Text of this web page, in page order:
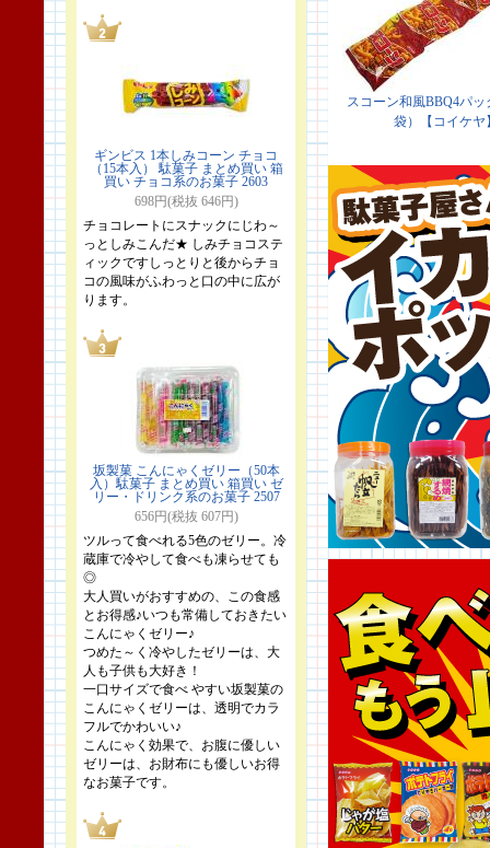
ギンビス 1本しみコーン チョコ
（15本入） 駄菓子 まとめ買い 箱
買い チョコ系のお菓子 2603
698円(税抜 646円)
チョコレートにスナックにじわ～
っとしみこんだ★ しみチョコステ
ィックですしっとりと後からチョ
コの風味がふわっと口の中に広が
ります。
坂製菓 こんにゃくゼリー（50本
入）駄菓子 まとめ買い 箱買い ゼ
リー・ドリンク系のお菓子 2507
656円(税抜 607円)
ツルって食べれる5色のゼリー。冷
蔵庫で冷やして食べも凍らせても
◎
大人買いがおすすめの、この食感
とお得感♪いつも常備しておきたい
こんにゃくゼリー♪
つめた～く冷やしたゼリーは、大
人も子供も大好き！
一口サイズで食べ やすい坂製菓の
こんにゃくゼリーは、透明でカラ
フルでかわいい♪
こんにゃく効果で、お腹に優しい
ゼリーは、お財布にも優しいお得
なお菓子です。